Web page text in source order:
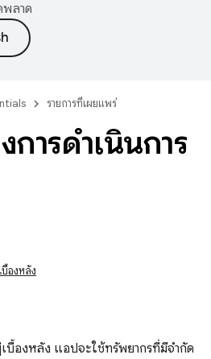
ลาด
รายการที่เผยแพร่
ารดำเนินการ
องหลัง
บื้องหลัง แอปจะใช้ทรัพยากรที่มีจํากัด